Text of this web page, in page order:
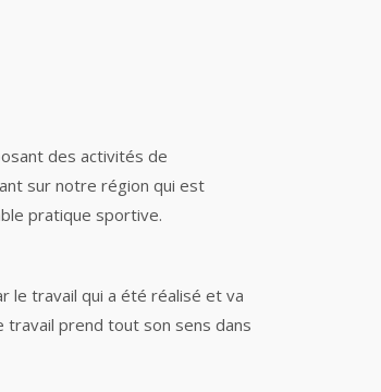
des activités de
sur notre région qui est
pratique sportive.
le travail qui a été réalisé et va
travail prend tout son sens dans